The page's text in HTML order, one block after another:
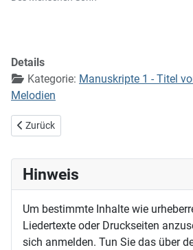
Details
Kategorie: Manuskripte 1 - Titel
Melodien
Vorheriger Beitrag: Der Winter ist ein
Zurück
Hinweis
Um bestimmte Inhalte wie
Liedertexte oder Druckseiten
sich anmelden. Tun Sie das über